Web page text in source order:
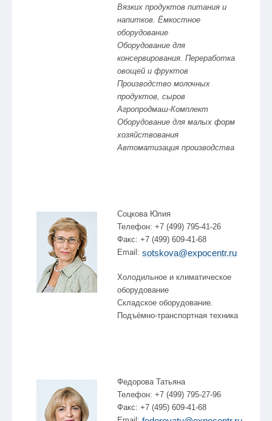
Вязких продуктов питания и
напитков. Ёмкостное
оборудование
Оборудование для
консервирования. Переработка
овощей и фруктов
Производство молочных
продуктов, сыров
Агропродмаш-Комплект
Оборудование для малых форм
хозяйствования
Автоматизация производства
Соцкова Юлия
Телефон: +7 (499) 795-41-26
Факс: +7 (499) 609-41-68
Email: sotskova@expocentr.ru
Холодильное и климатическое
оборудование
Складское оборудование.
Подъёмно-транспортная техника
Федорова Татьяна
Телефон: +7 (499) 795-27-96
Факс: +7 (495) 609-41-68